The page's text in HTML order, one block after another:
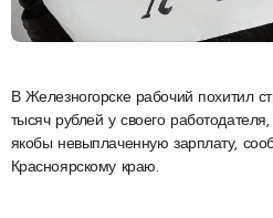
В Железногорске рабочий похитил стройматериалы на сумму 300
тысяч рублей у своего
якобы невыплаченную зарплату,
Красноярскому краю.